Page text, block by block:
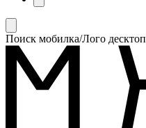
Поиск мобилка/Лого десктоп